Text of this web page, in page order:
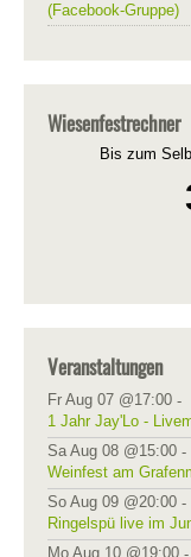
(Facebook-Gruppe)
Wiesenfestrechner
Bis zum
Veranstaltungen
Fr Aug 07 @17:00 -
1 Jahr Jay'Lo -
Sa Aug 08 @15:00 -
Weinfest am
So Aug 09 @20:00 -
Ringelspü live im
Mo Aug 10 @19:00